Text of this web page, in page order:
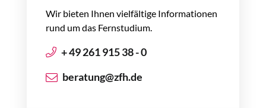
Wir bieten Ihnen vielfältige Informationen
rund um das Fernstudium.
+ 49 261 915 38 - 0
beratung@zfh.de